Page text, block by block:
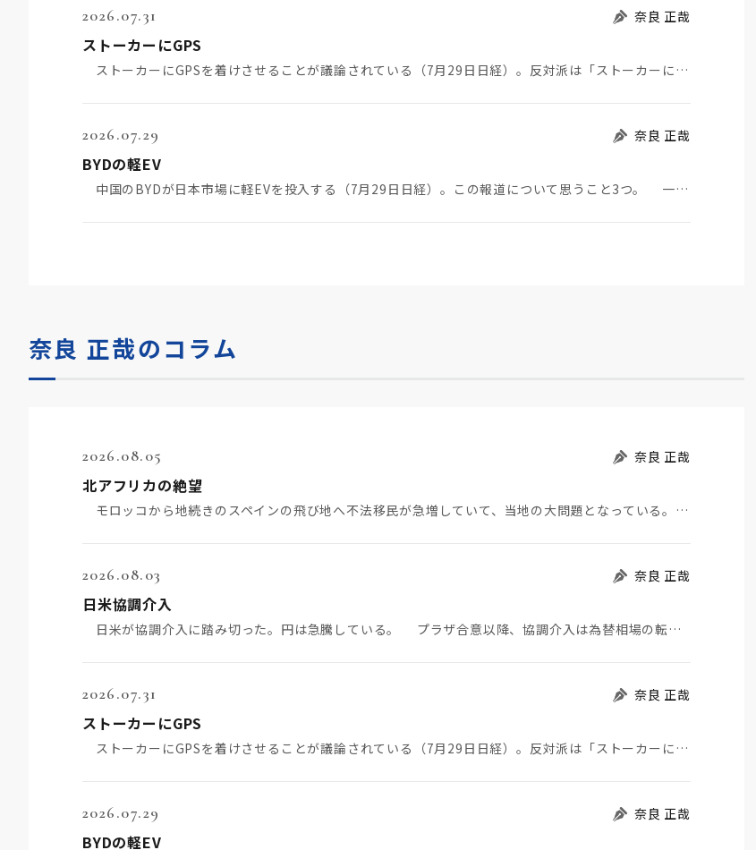
2026.07.31 奈良 正哉
ストーカーにGPS
ストーカーにGPSを着けさせることが議論されている（7月29日日経）。反対派は「ストーカーにも人権…
2026.07.29 奈良 正哉
BYDの軽EV
中国のBYDが日本市場に軽EVを投入する（7月29日日経）。この報道について思うこと3つ。 一つ…
奈良 正哉のコラム
2026.08.05 奈良 正哉
北アフリカの絶望
モロッコから地続きのスペインの飛び地へ不法移民が急増していて、当地の大問題となっている。「海を泳い…
2026.08.03 奈良 正哉
日米協調介入
日米が協調介入に踏み切った。円は急騰している。 プラザ合意以降、協調介入は為替相場の転機になって…
2026.07.31 奈良 正哉
ストーカーにGPS
ストーカーにGPSを着けさせることが議論されている（7月29日日経）。反対派は「ストーカーにも人権…
2026.07.29 奈良 正哉
BYDの軽EV